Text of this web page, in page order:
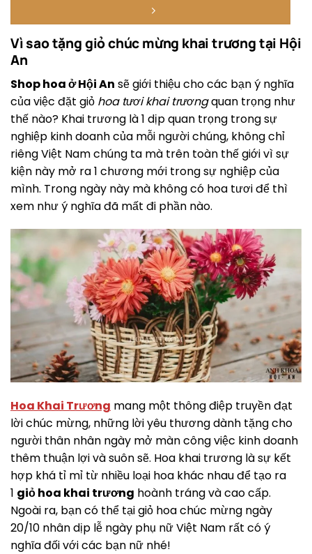
Vì sao tặng giỏ chúc mừng khai trương tại Hội
An
Shop hoa ở Hội An sẽ giới thiệu cho các bạn ý nghĩa
của việc đặt giỏ hoa tươi khai trươngquan trọng như
thế nào? Khai trương là 1 dịp quan trọng trong sự
nghiệp kinh doanh của mỗi người chúng, không chỉ
riêng Việt Nam chúng ta mà trên toàn thế giới vì sự
kiện này mở ra 1 chương mới trong sự nghiệp của
mình. Trong ngày này mà không có hoa tươi để thì
xem như ý nghĩa đã mất đi phần nào.
Hoa Khai Trương mang một thông điệp truyền đạt
lời chúc mừng, những lời yêu thương dành tặng cho
người thân nhân ngày mở màn công việc kinh doanh
thêm thuận lợi và suôn sẽ. Hoa khai trương là sự kết
hợp khá tỉ mỉ từ nhiều loại hoa khác nhau để tạo ra
1 giỏ hoa khai trương hoành tráng và cao cấp.
Ngoài ra, bạn có thể tại giỏ hoa chúc mừng ngày
20/10 nhân dịp lễ ngày phụ nữ Việt Nam rất có ý
nghĩa đối với các bạn nữ nhé!